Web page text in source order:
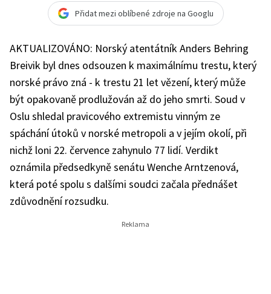
Přidat mezi oblíbené zdroje na Googlu
AKTUALIZOVÁNO: Norský atentátník Anders Behring
Breivik byl dnes odsouzen k maximálnímu trestu, který
norské právo zná - k trestu 21 let vězení, který může
být opakovaně prodlužován až do jeho smrti. Soud v
Oslu shledal pravicového extremistu vinným ze
spáchání útoků v norské metropoli a v jejím okolí, při
nichž loni 22. července zahynulo 77 lidí. Verdikt
oznámila předsedkyně senátu Wenche Arntzenová,
která poté spolu s dalšími soudci začala přednášet
zdůvodnění rozsudku.